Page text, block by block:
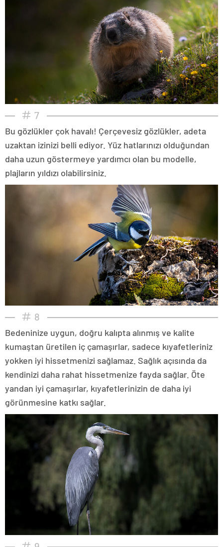
7
Bu gözlükler çok havalı! Çerçevesiz gözlükler, adeta
uzaktan izinizi belli ediyor. Yüz hatlarınızı olduğundan
daha uzun göstermeye yardımcı olan bu modelle,
plajların yıldızı olabilirsiniz.
8
Bedeninize uygun, doğru kalıpta alınmış ve kalite
kumaştan üretilen iç çamaşırlar, sadece kıyafetleriniz
yokken iyi hissetmenizi sağlamaz. Sağlık açısında da
kendinizi daha rahat hissetmenize fayda sağlar. Öte
yandan iyi çamaşırlar, kıyafetlerinizin de daha iyi
görünmesine katkı sağlar.